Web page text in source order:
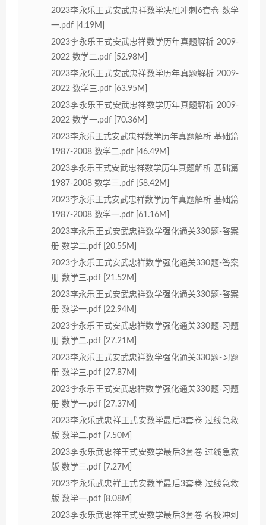
2023李永乐王式安武忠祥数学决胜冲刺6套卷 数学
一.pdf [4.19M]
2023李永乐王式安武忠祥数学历年真题解析 2009-
2022 数学二.pdf [52.98M]
2023李永乐王式安武忠祥数学历年真题解析 2009-
2022 数学三.pdf [63.95M]
2023李永乐王式安武忠祥数学历年真题解析 2009-
2022 数学一.pdf [70.36M]
2023李永乐王式安武忠祥数学历年真题解析 基础篇
1987-2008 数学二.pdf [46.49M]
2023李永乐王式安武忠祥数学历年真题解析 基础篇
1987-2008 数学三.pdf [58.42M]
2023李永乐王式安武忠祥数学历年真题解析 基础篇
1987-2008 数学一.pdf [61.16M]
2023李永乐王式安武忠祥数学强化通关330题-答案
册 数学二.pdf [20.55M]
2023李永乐王式安武忠祥数学强化通关330题-答案
册 数学三.pdf [21.52M]
2023李永乐王式安武忠祥数学强化通关330题-答案
册 数学一.pdf [22.94M]
2023李永乐王式安武忠祥数学强化通关330题-习题
册 数学二.pdf [27.21M]
2023李永乐王式安武忠祥数学强化通关330题-习题
册 数学三.pdf [27.87M]
2023李永乐王式安武忠祥数学强化通关330题-习题
册 数学一.pdf [27.37M]
2023李永乐武忠祥王式安数学最后3套卷 过线急救
版 数学二.pdf [7.50M]
2023李永乐武忠祥王式安数学最后3套卷 过线急救
版 数学三.pdf [7.27M]
2023李永乐武忠祥王式安数学最后3套卷 过线急救
版 数学一.pdf [8.08M]
2023李永乐武忠祥王式安数学最后3套卷 名校冲刺